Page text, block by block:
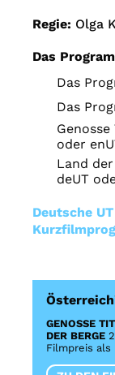
Regie: Olga
Das
Das
Das
oder
Land
deUT
Deutsche UT
GENOSSE
DER BERGE
Filmpreis